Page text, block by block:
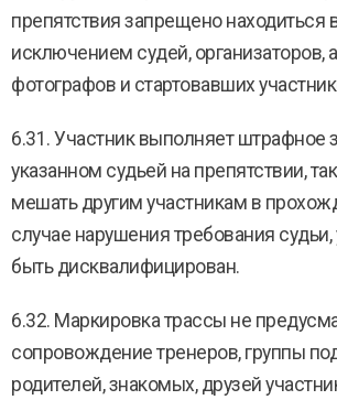
препятствия запрещено находиться
исключением судей, организаторов,
фотографов и стартовавших
6.31. Участник выполняет штрафное
указанном судьей на препятствии,
мешать другим участникам в
случае нарушения требования
быть дисквалифицирован.
6.32. Маркировка трассы не
сопровождение тренеров, группы
родителей, знакомых, друзей